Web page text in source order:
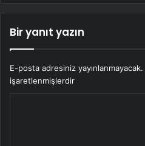
Bir yanıt yazın
E-posta adresiniz yayınlanmayacak.
işaretlenmişlerdir